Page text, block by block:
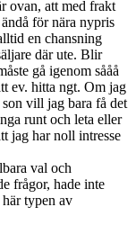
ovan, att med frakt
för nära nypris
en chansning
där ute. Blir
gå igenom sååå
ev. hitta ngt. Om jag
vill jag bara få det
runt och leta eller
jag har noll intresse
val och
frågor, hade inte
typen av